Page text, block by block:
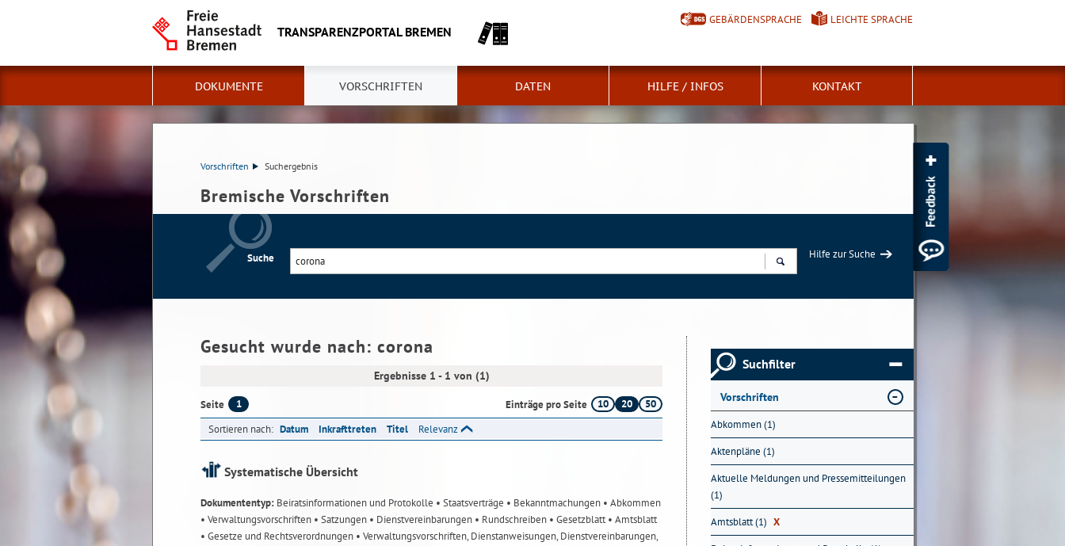
TRANSPARENZPORTAL BREMEN
GEBÄRDENSPRACHE LEICHTE SPRACHE
DOKUMENTE VORSCHRIFTEN DATEN HILFE / INFOS KONTAKT
Vorschriften Suchergebnis
Bremische Vorschriften
Suche
Hilfe zur Suche
Gesucht wurde nach: corona
Ergebnisse 1 - 1 von (1)
Seite 1 Einträge pro Seite 10 20
50
Sortieren nach: Datum Inkrafttreten Titel Relevanz
Systematische Übersicht
Dokumententyp: Beiratsinformationen und Protokolle • Staatsverträge • Bekanntmachungen • Abkommen
• Verwaltungsvorschriften • Satzungen • Dienstvereinbarungen • Rundschreiben • Gesetzblatt• Amtsblatt
• Gesetze und Rechtsverordnungen • Verwaltungsvorschriften, Dienstanweisungen, Dienstvereinbarungen,
Suchfilter
Vorschriften
Abkommen (1)
Aktenpläne (1)
Aktuelle Meldungen und Pressemitteilungen
(1)
Amtsblatt (1) X